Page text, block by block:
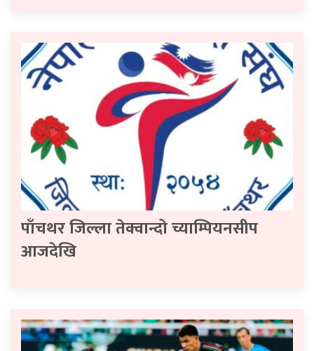
पाँचथर जिल्ला तेक्वान्दो च्याम्पियनसीप
आजदेखि